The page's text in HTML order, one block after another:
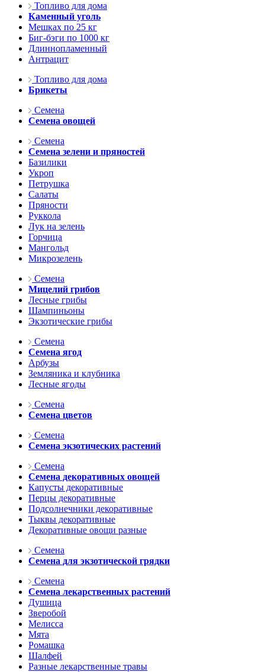
Топливо для дома
Каменный уголь
Мешках по 25 кг
Биг-бэги по 1000 кг
Длиннопламенный
Антрацит
Топливо для дома
Брикеты
Семена
Семена овощей
Семена
Семена зелени и пряностей
Базилики
Укроп
Петрушка
Салаты
Пряности
Руккола
Лук на зелень
Горчица
Мангольд
Микрозелень
Семена
Мицелий грибов
Лесные грибы
Шампиньоны
Экзотические грибы
Семена
Семена ягод
Арбузы
Земляника и клубника
Лесные ягоды
Семена
Семена цветов
Семена
Семена экзотических растений
Семена
Семена декоративных овощей
Капусты декоративные
Перцы декоративные
Подсолнечники декоративные
Тыквы декоративные
Декоративные овощи разные
Семена
Семена для экзотической грядки
Семена
Семена лекарственных растений
Душица
Зверобой
Мелисса
Мята
Ромашка
Шалфей
Разные лекарственные травы